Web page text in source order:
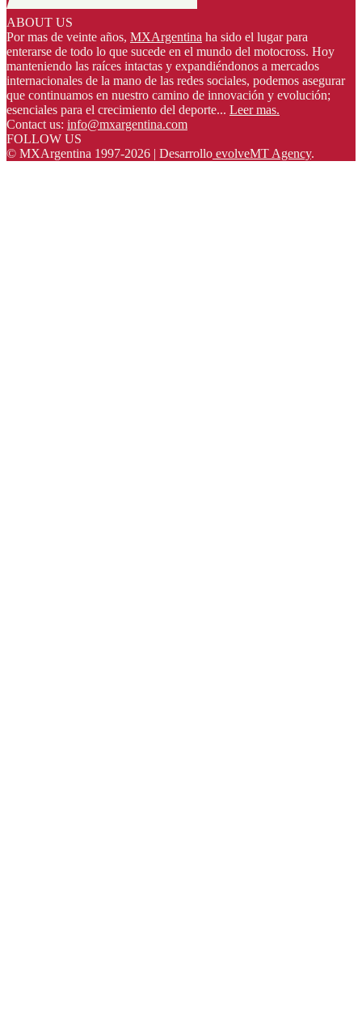
ABOUT US
Por mas de veinte años, MXArgentina ha sido el lugar para
enterarse de todo lo que sucede en el mundo del motocross. Hoy
manteniendo las raíces intactas y expandiéndonos a mercados
internacionales de la mano de las redes sociales, podemos asegurar
que continuamos en nuestro camino de innovación y evolución;
esenciales para el crecimiento del deporte... Leer mas.
Contact us: info@mxargentina.com
FOLLOW US
© MXArgentina 1997-2026 | Desarrollo evolveMT Agency.